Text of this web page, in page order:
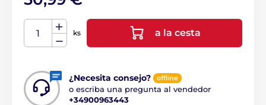
ks a la cesta
¿Necesita consejo? offline
o escriba una pregunta al vendedor
+34900963443